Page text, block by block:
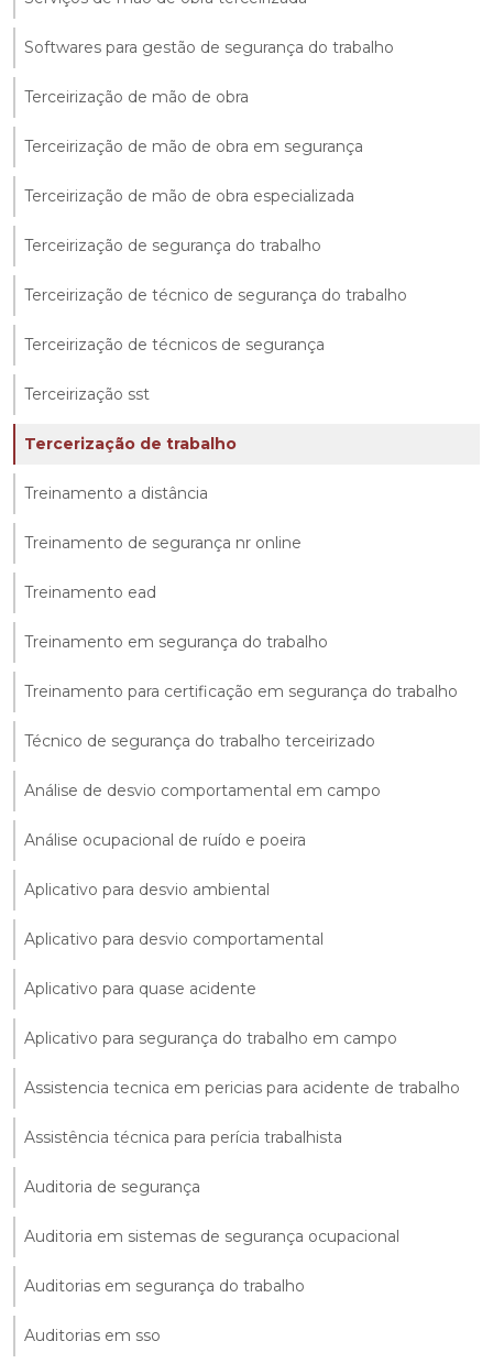
Softwares para gestão de segurança do trabalho
Terceirização de mão de obra
Terceirização de mão de obra em segurança
Terceirização de mão de obra especializada
Terceirização de segurança do trabalho
Terceirização de técnico de segurança do trabalho
Terceirização de técnicos de segurança
Terceirização sst
Tercerização de trabalho
Treinamento a distância
Treinamento de segurança nr online
Treinamento ead
Treinamento em segurança do trabalho
Treinamento para certificação em segurança do trabalho
Técnico de segurança do trabalho terceirizado
Análise de desvio comportamental em campo
Análise ocupacional de ruído e poeira
Aplicativo para desvio ambiental
Aplicativo para desvio comportamental
Aplicativo para quase acidente
Aplicativo para segurança do trabalho em campo
Assistencia tecnica em pericias para acidente de trabalho
Assistência técnica para perícia trabalhista
Auditoria de segurança
Auditoria em sistemas de segurança ocupacional
Auditorias em segurança do trabalho
Auditorias em sso